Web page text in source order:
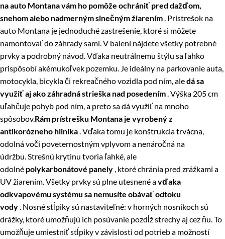
na auto Montana vám ho pomôže ochrániť pred dažďom,
snehom alebo nadmerným slnečným žiarením. Prístrešok na
auto Montana je jednoduché zastrešenie, ktoré si môžete
namontovať do záhrady sami. V balení nájdete všetky potrebné
prvky a podrobný návod. Vďaka neutrálnemu štýlu sa ľahko
prispôsobí akémukoľvek pozemku. Je ideálny na parkovanie auta,
motocykla, bicykla či rekreačného vozidla pod ním, aledá sa
využiť aj ako záhradná strieška nad posedením. Výška 205 cm
uľahčuje pohyb pod ním, a preto sa dá využiť na mnoho
spôsobov.Rám prístrešku Montana je vyrobený z
antikorózneho hliníka. Vďaka tomu je konštrukcia trvácna,
odolná voči poveternostným vplyvom a nenáročná na
údržbu. Strešnú krytinu tvoria ľahké, ale
odolné polykarbonátové panely , ktoré chránia pred zrážkami a
UV žiarením. Všetky prvky sú plne utesnené avďaka
odkvapovému systému sa nemusíte obávať odtoku
vody. Nosné stĺpiky sú nastaviteľné: v horných nosníkoch sú
drážky, ktoré umožňujú ich posúvanie pozdĺž strechy aj cez ňu. To
umožňuje umiestniť stĺpiky v závislosti od potrieb a možností